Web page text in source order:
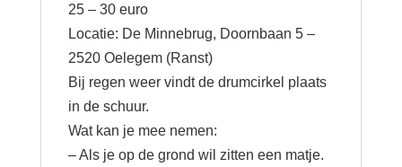
25 – 30 euro
Locatie: De Minnebrug, Doornbaan 5 –
2520 Oelegem (Ranst)
Bij regen weer vindt de drumcirkel plaats
in de schuur.
Wat kan je mee nemen:
– Als je op de grond wil zitten een matje.